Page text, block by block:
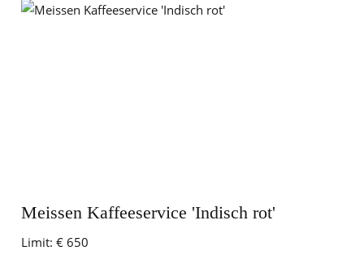
Meissen Kaffeeservice 'Indisch rot'
Limit: € 650